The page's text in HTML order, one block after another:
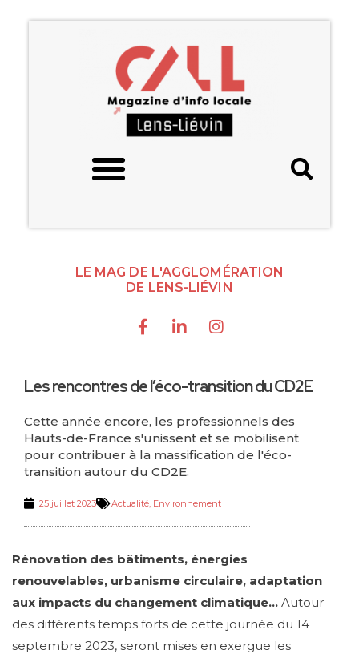
LE MAG DE L'AGGLOMÉRATION
DE LENS-LIÉVIN
Les rencontres de l’éco-transition du CD2E
Cette année encore, les professionnels des
Hauts-de-France s'unissent et se mobilisent
pour contribuer à la massification de l'éco-
transition autour du CD2E.
25 juillet 2023 Actualité, Environnement
Rénovation des bâtiments, énergies
renouvelables, urbanisme circulaire, adaptation
aux impacts du changement climatique… Autour
des différents temps forts de cette journée du 14
septembre 2023, seront mises en exergue les